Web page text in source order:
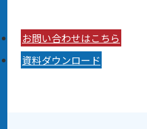
お問い合わせはこちら
資料ダウンロード